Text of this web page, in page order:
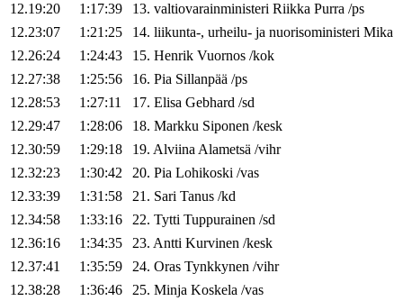
12.19:20
1:17:39 13. valtiovarainministeri Riikka Purra /ps
12.23:07
1:21:25 14. liikunta-, urheilu- ja nuorisoministeri Mika
12.26:24
1:24:43 15. Henrik Vuornos /kok
12.27:38
1:25:56 16. Pia Sillanpää /ps
12.28:53
1:27:11 17. Elisa Gebhard /sd
12.29:47
1:28:06 18. Markku Siponen /kesk
12.30:59
1:29:18 19. AlviinaAlametsä /vihr
12.32:23
1:30:42 20. Pia Lohikoski /vas
12.33:39
1:31:58 21. Sari Tanus /kd
12.34:58
1:33:16 22. Tytti Tuppurainen /sd
12.36:16
1:34:35 23. Antti Kurvinen /kesk
12.37:41
1:35:59 24. Oras Tynkkynen /vihr
12.38:28
1:36:46 25. Minja Koskela /vas